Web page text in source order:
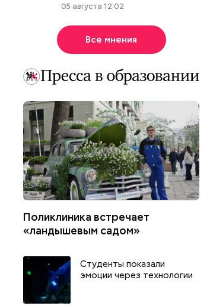
05 августа 12:02
Все мнения
Поликлиника встречает
«ландышевым садом»
Студенты показали
эмоции через технологии